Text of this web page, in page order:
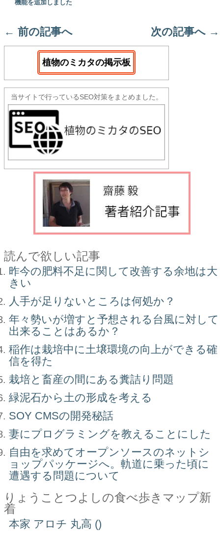
機能を追加しました
← 前の記事へ 次の記事へ →
植物のミカタの掲示板
当サイトで行っているSEO対策をまとめました。
読んで欲しい記事
昨今の肥料不足に関して改善する余地は大
きい
人手が足りないところは何処か？
年々勢いが増すと予想される台風に対して
出来ることはあるか？
稲作は栽培中に土壌環境の向上ができる確
信を得た
栽培と畜産の間にある糞詰り問題
緑泥石から土の形成を考える
SOY CMSの開発秘話
妻にプログラミングを教えることにした
自由を求めてオープンソースのネットシ
ョップパッケージへ。軌道に乗った頃に
遭遇する問題について
りょうことつよしの食べ歩きマップ新
着
本家 アロチ 丸高 ()